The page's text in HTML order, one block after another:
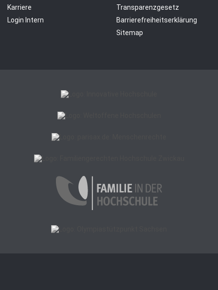
Karriere
Login Intern
Transparenzgesetz
Barrierefreiheitserklärung
Sitemap